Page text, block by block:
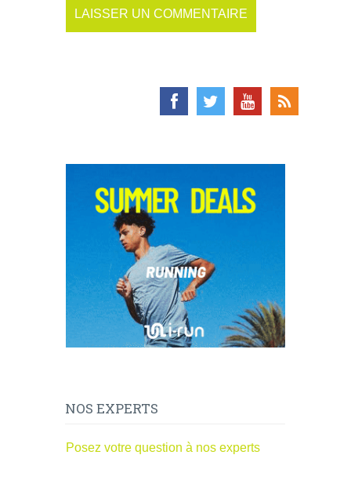
NOS EXPERTS
Posez votre question à nos experts